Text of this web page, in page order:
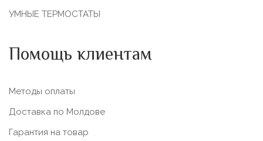
УМНЫЕ ТЕРМОСТАТЫ
Помощь клиентам
Методы оплаты
Доставка по Молдове
Гарантия на товар